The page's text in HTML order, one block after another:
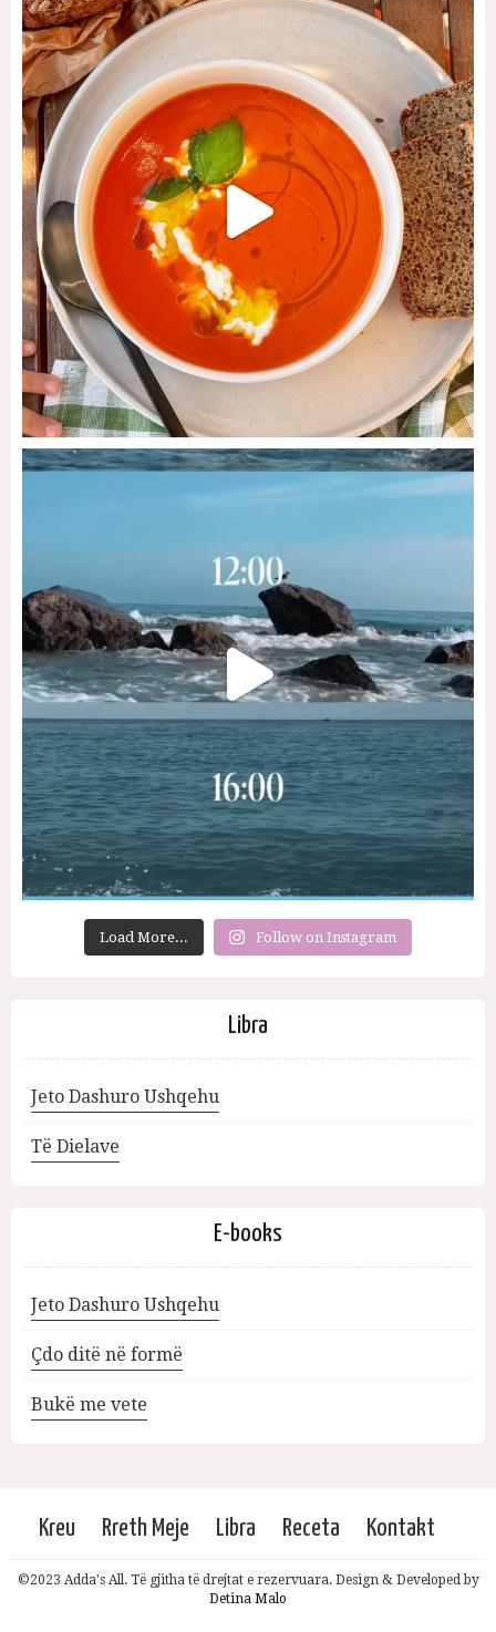
Load More... Follow on Instagram
Libra
Jeto Dashuro Ushqehu
Të Dielave
E-books
Jeto Dashuro Ushqehu
Çdo ditë në formë
Bukë me vete
Kreu Rreth Meje Libra Receta Kontakt
©2023 Adda's All. Të gjitha të drejtat e rezervuara. Design & Developed by
Detina Malo